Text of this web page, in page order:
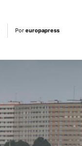
Por europapress